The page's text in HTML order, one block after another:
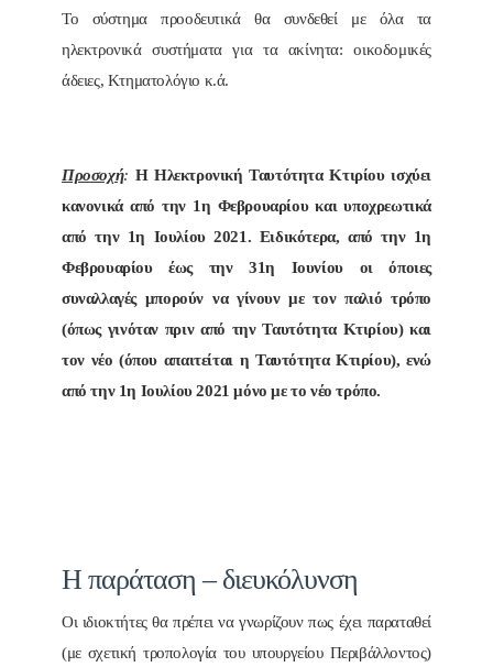
Το σύστημα προοδευτικά θα συνδεθεί με όλα τα
ηλεκτρονικά συστήματα για τα ακίνητα: οικοδομικές
άδειες, Κτηματολόγιο κ.ά.
Προσοχή: Η Ηλεκτρονική Ταυτότητα Κτιρίου ισχύει
κανονικά από την 1η Φεβρουαρίου και υποχρεωτικά
από την 1η Ιουλίου 2021. Ειδικότερα, από την 1η
Φεβρουαρίου έως την 31η Ιουνίου οι όποιες
συναλλαγές μπορούν να γίνουν με τον παλιό τρόπο
(όπως γινόταν πριν από την Ταυτότητα Κτιρίου) και
τον νέο (όπου απαιτείται η Ταυτότητα Κτιρίου), ενώ
από την 1η Ιουλίου 2021 μόνο με το νέο τρόπο.
Η παράταση – διευκόλυνση
Οι ιδιοκτήτες θα πρέπει να γνωρίζουν πως έχει παραταθεί
(με σχετική τροπολογία του υπουργείου Περιβάλλοντος)